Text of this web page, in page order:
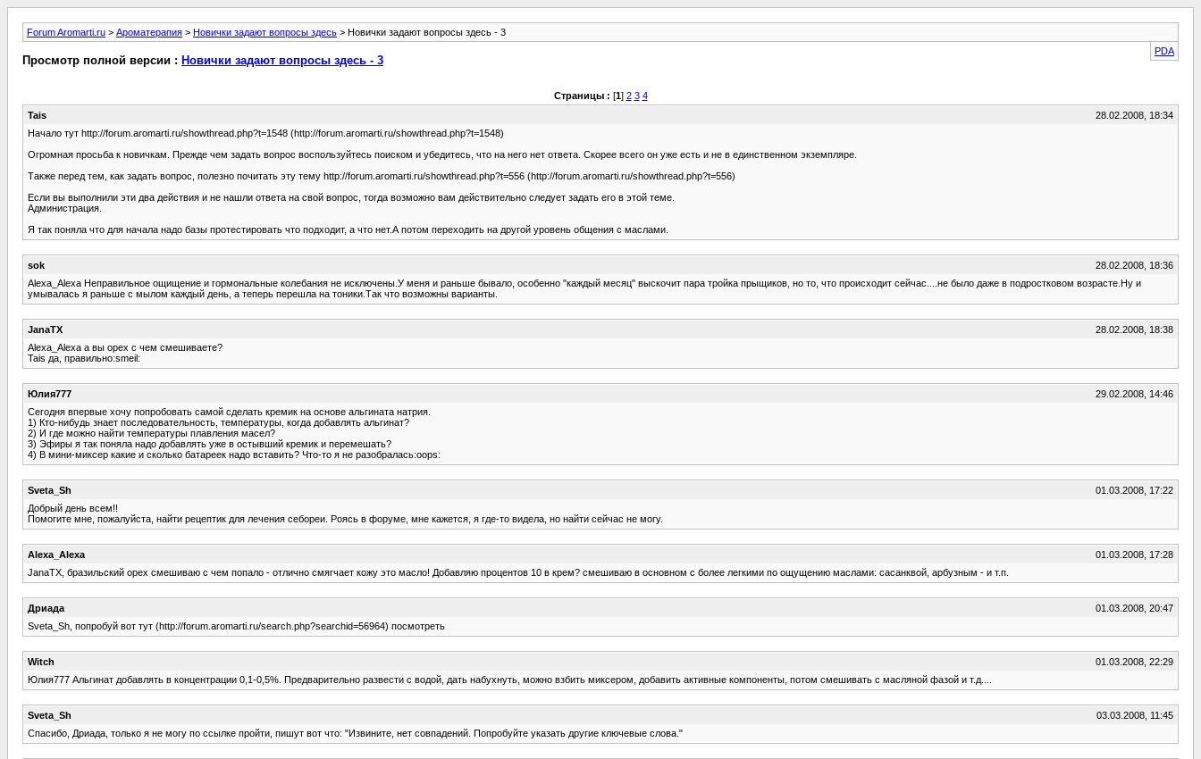
Forum Aromarti.ru > Ароматерапия > Новички задают вопросы здесь > Новички задают вопросы здесь - 3
PDA
Просмотр полной версии : Новички задают вопросы здесь - 3
Страницы : [1] 2 3 4
Tais
28.02.2008, 18:34
Начало тут http://forum.aromarti.ru/showthread.php?t=1548 (http://forum.aromarti.ru/showthread.php?t=1548)
Огромная просьба к новичкам. Прежде чем задать вопрос воспользуйтесь поиском и убедитесь, что на него нет ответа. Скорее всего он уже есть и не в единственном экземпляре.
Также перед тем, как задать вопрос, полезно почитать эту тему http://forum.aromarti.ru/showthread.php?t=556 (http://forum.aromarti.ru/showthread.php?t=556)
Если вы выполнили эти два действия и не нашли ответа на свой вопрос, тогда возможно вам действительно следует задать его в этой теме.
Администрация.
Я так поняла что для начала надо базы протестировать что подходит, а что нет.А потом переходить на другой уровень общения с маслами.
sok
28.02.2008, 18:36
Alexa_Alexa Неправильное ощищение и гормональные колебания не исключены.У меня и раньше бывало, особенно "каждый месяц" выскочит пара тройка прыщиков, но то, что происходит сейчас....не было даже в подростковом возрасте.Ну и
умывалась я раньше с мылом каждый день, а теперь перешла на тоники.Так что возможны варианты.
JanaTX
28.02.2008, 18:38
Alexa_Alexa а вы орех с чем смешиваете?
Tais да, правильно:smeil:
Юлия777
29.02.2008, 14:46
Сегодня впервые хочу попробовать самой сделать кремик на основе альгината натрия.
1) Кто-нибудь знает последовательность, температуры, когда добавлять альгинат?
2) И где можно найти температуры плавления масел?
3) Эфиры я так поняла надо добавлять уже в остывший кремик и перемешать?
4) В мини-миксер какие и сколько батареек надо вставить? Что-то я не разобралась:oops:
Sveta_Sh
01.03.2008, 17:22
Добрый день всем!!
Помогите мне, пожалуйста, найти рецептик для лечения себореи. Роясь в форуме, мне кажется, я где-то видела, но найти сейчас не могу.
Alexa_Alexa
01.03.2008, 17:28
JanaTX, бразильский орех смешиваю с чем попало - отлично смягчает кожу это масло! Добавляю процентов 10 в крем? смешиваю в основном с более легкими по ощущению маслами: сасанквой, арбузным - и т.п.
Дриада
01.03.2008, 20:47
Sveta_Sh, попробуй вот тут (http://forum.aromarti.ru/search.php?searchid=56964) посмотреть
Witch
01.03.2008, 22:29
Юлия777 Альгинат добавлять в концентрации 0,1-0,5%. Предварительно развести с водой, дать набухнуть, можно взбить миксером, добавить активные компоненты, потом смешивать с масляной фазой и т.д....
Sveta_Sh
03.03.2008, 11:45
Спасибо, Дриада, только я не могу по ссылке пройти, пишут вот что: "Извините, нет совпадений. Попробуйте указать другие ключевые слова."